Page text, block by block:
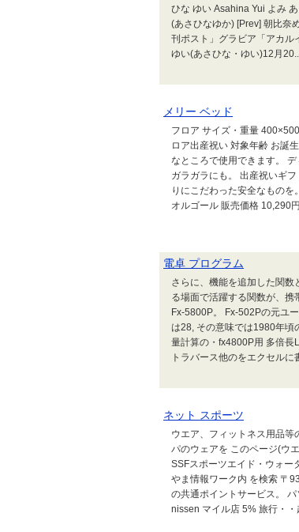
ひな ゆい Asahina Yui よみ
(あさひなゆか) [Prev] 朝比奈
刊ポスト」グラビア「アカル
ゆい(あさひな・ゆい)12月
メリー ベッド
フロア サイズ・重量
ロア出産祝い 対象年齢 お誕
なところで使用できます。
ガラガラにも。 出産祝いギ
りにこだわった安全なもの
オルゴール 販売価格 10,290
電卓 プログラム
さらに、機能を追加した関数
る場面で活躍する関数が、
Fx-5800P。 Fx-502Pの元ユ
は28, その意味では1980年頃
量計算の・fx4800P用 多倍長
トラバース他のをエクセルに
ネット スポーツ
ウエア、フィットネス用品等
パのウェアを このページ(ウ
SSFスポーツエイド・ウォー
やま情報ワーク内 を検索 〒
の共通ポイントサービス。
nissen マイル店 5% 旅行・・